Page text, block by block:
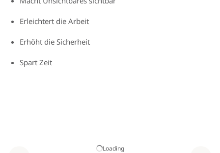
Loading
Erleichtert die Arbeit
Erhöht die Sicherheit
Spart Zeit